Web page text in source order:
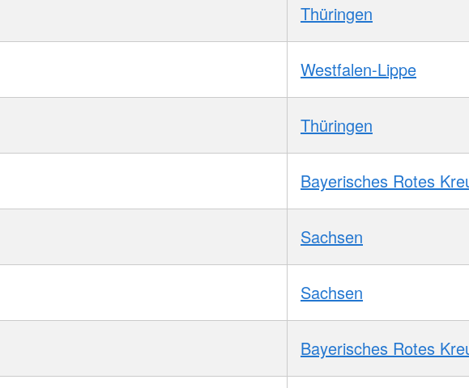
Thüringen
Westfalen-Lippe
Thüringen
Bayerisches Rotes
Sachsen
Sachsen
Bayerisches Rotes